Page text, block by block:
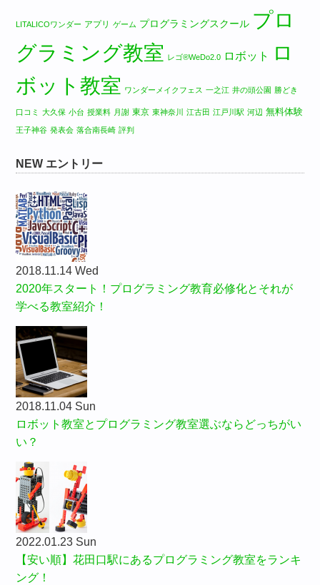
LITALICOワンダー アプリ ゲーム プログラミングスクール プロ
グラミング教室 レゴ®WeDo2.0 ロボット
ロ
ボット教室 ワンダーメイクフェス 一之江 井の頭公園 勝どき
口コミ 大久保 小台 授業料 月謝 東京 東神奈川 江古田 江戸川駅 河辺 無料体験
王子神谷 発表会 落合南長崎 評判
NEW エントリー
2018.11.14 Wed
2020年スタート！プログラミング教育必修化とそれが
学べる教室紹介！
2018.11.04 Sun
ロボット教室とプログラミング教室選ぶならどっちがい
い？
2022.01.23 Sun
【安い順】花田口駅にあるプログラミング教室をランキ
ング！